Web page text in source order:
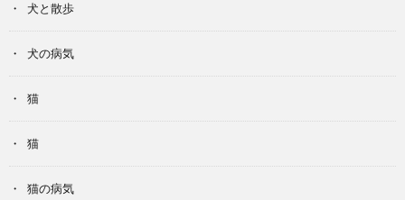
犬と散歩
犬の病気
猫
猫
猫の病気